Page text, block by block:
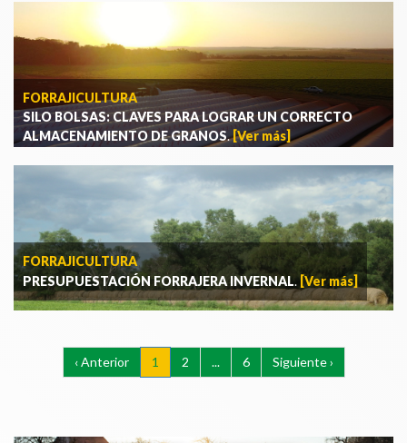
FORRAJICULTURA
SILO BOLSAS: CLAVES PARA LOGRAR UN CORRECTO
ALMACENAMIENTO DE GRANOS.[Ver más]
FORRAJICULTURA
PRESUPUESTACIÓN FORRAJERA INVERNAL.[Ver más]
‹ Anterior 1 2 ... 6 Siguiente ›